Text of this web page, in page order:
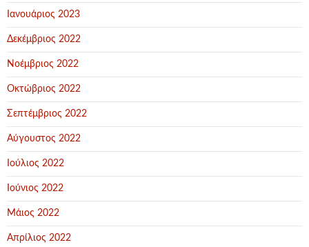
Ιανουάριος 2023
Δεκέμβριος 2022
Νοέμβριος 2022
Οκτώβριος 2022
Σεπτέμβριος 2022
Αύγουστος 2022
Ιούλιος 2022
Ιούνιος 2022
Μάιος 2022
Απρίλιος 2022